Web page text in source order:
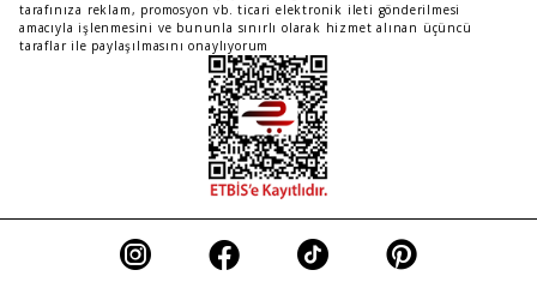
tarafınıza reklam, promosyon vb. ticari elektronik ileti gönderilmesi
amacıyla işlenmesini ve bununla sınırlı olarak hizmet alınan üçüncü
taraflar ile paylaşılmasını onaylıyorum